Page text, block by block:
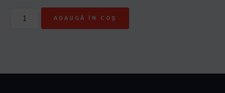
ADAUGĂ ÎN COȘ